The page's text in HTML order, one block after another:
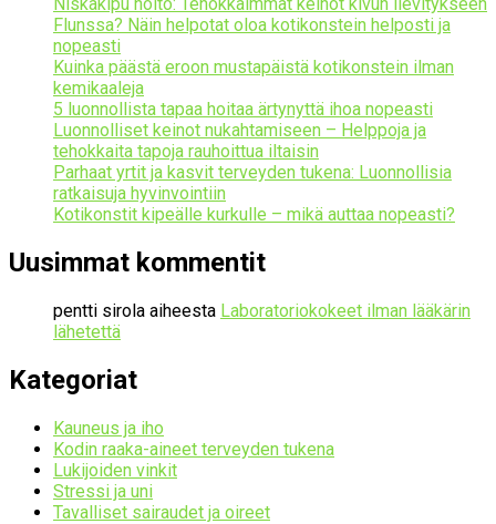
Flunssa? Näin helpotat oloa kotikonstein helposti ja
nopeasti
Kuinka päästä eroon mustapäistä kotikonstein ilman
kemikaaleja
5 luonnollista tapaa hoitaa ärtynyttä ihoa nopeasti
Luonnolliset keinot nukahtamiseen – Helppoja ja
tehokkaita tapoja rauhoittua iltaisin
Parhaat yrtit ja kasvit terveyden tukena: Luonnollisia
ratkaisuja hyvinvointiin
Kotikonstit kipeälle kurkulle – mikä auttaa nopeasti?
Uusimmat kommentit
pentti sirola aiheesta Laboratoriokokeet ilman lääkärin
lähetettä
Kategoriat
Kauneus ja iho
Kodin raaka-aineet terveyden tukena
Lukijoiden vinkit
Stressi ja uni
Tavalliset sairaudet ja oireet